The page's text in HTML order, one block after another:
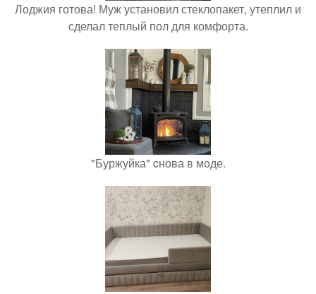
Лоджия готова! Муж установил стеклопакет, утеплил и
сделал теплый пол для комфорта.
"Буржуйка" cнова в моде.